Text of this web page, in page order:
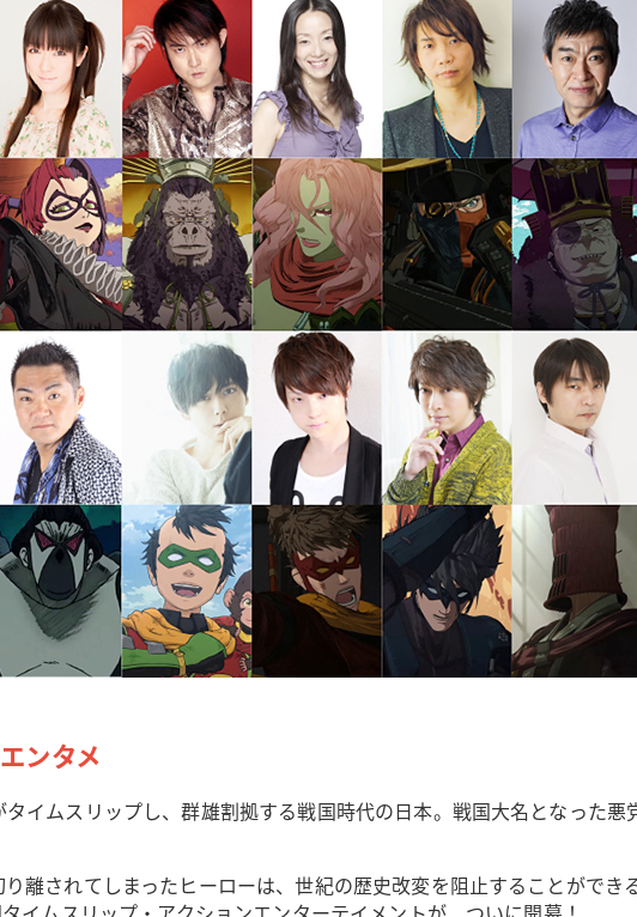
ンタメ
イムスリップし、群雄割拠する戦国時代の日本。戦国大名となった
離されてしまったヒーローは、世紀の歴史改変を阻止することがで